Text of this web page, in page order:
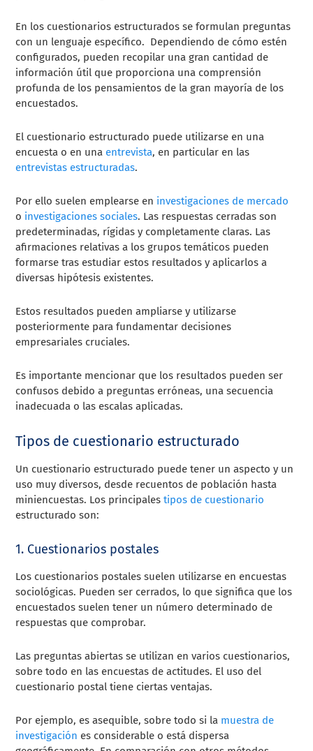
En los cuestionarios estructurados se formulan preguntas
con un lenguaje específico. Dependiendo de cómo estén
configurados, pueden recopilar una gran cantidad de
información útil que proporciona una comprensión
profunda de los pensamientos de la gran mayoría de los
encuestados.
El cuestionario estructurado puede utilizarse en una
encuesta o en una entrevista, en particular en las
entrevistas estructuradas.
Por ello suelen emplearse en investigaciones de mercado
o investigaciones sociales. Las respuestas cerradas son
predeterminadas, rígidas y completamente claras. Las
afirmaciones relativas a los grupos temáticos pueden
formarse tras estudiar estos resultados y aplicarlos a
diversas hipótesis existentes.
Estos resultados pueden ampliarse y utilizarse
posteriormente para fundamentar decisiones
empresariales cruciales.
Es importante mencionar que los resultados pueden ser
confusos debido a preguntas erróneas, una secuencia
inadecuada o las escalas aplicadas.
Tipos de cuestionario estructurado
Un cuestionario estructurado puede tener un aspecto y un
uso muy diversos, desde recuentos de población hasta
miniencuestas. Los principalestipos de cuestionario
estructurado son:
1. Cuestionarios postales
Los cuestionarios postales suelen utilizarse en encuestas
sociológicas. Pueden ser cerrados, lo que significa que los
encuestados suelen tener un número determinado de
respuestas que comprobar.
Las preguntas abiertas se utilizan en varios cuestionarios,
sobre todo en las encuestas de actitudes. El uso del
cuestionario postal tiene ciertas ventajas.
Por ejemplo, es asequible, sobre todo si la muestra de
investigación es considerable o está dispersa